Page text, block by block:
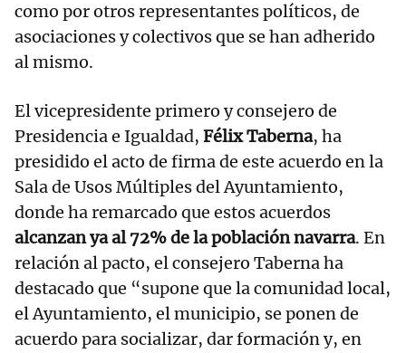
como por otros representantes políticos, de
asociaciones y colectivos que se han adherido
al mismo.
El vicepresidente primero y consejero de
Presidencia e Igualdad, Félix Taberna, ha
presidido el acto de firma de este acuerdo en la
Sala de Usos Múltiples del Ayuntamiento,
donde ha remarcado que estos acuerdos
alcanzan ya al 72% de la población navarra. En
relación al pacto, el consejero Taberna ha
destacado que “supone que la comunidad local,
el Ayuntamiento, el municipio, se ponen de
acuerdo para socializar, dar formación y, en